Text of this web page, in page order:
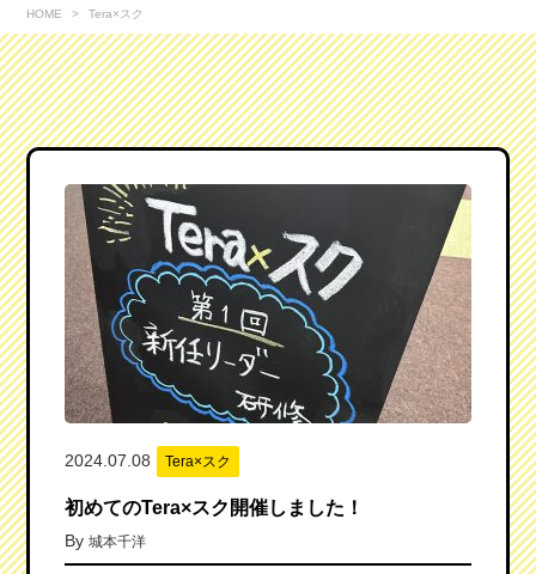
HOME Tera×スク
2024.07.08 Tera×スク
初めてのTera×スク開催しました！
By 城本千洋